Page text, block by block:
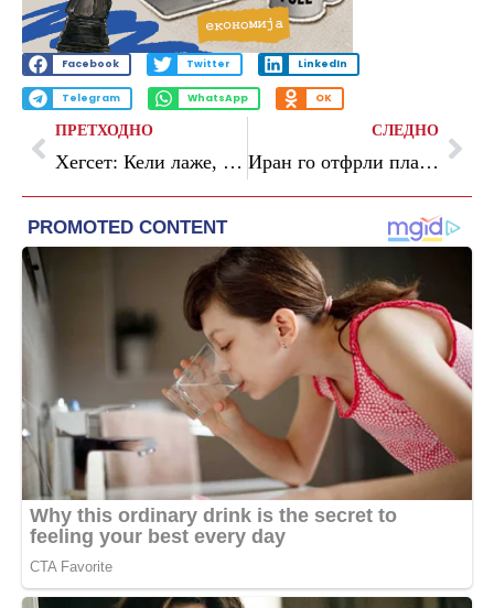
Facebook Twitter LinkedIn
Telegram WhatsApp OK
ПРЕТХОДНО
Хегсет: Кели лаже, нашите залихи на муниција не се исцрпени
СЛЕДНО
Иран го отфрли планот на САД: Трамп побесне, цените на нафтата веднаш скокнаа